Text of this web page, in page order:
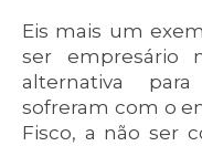
Eis mais um
ser empresário
alternativa
sofreram com o
Fisco, a não ser